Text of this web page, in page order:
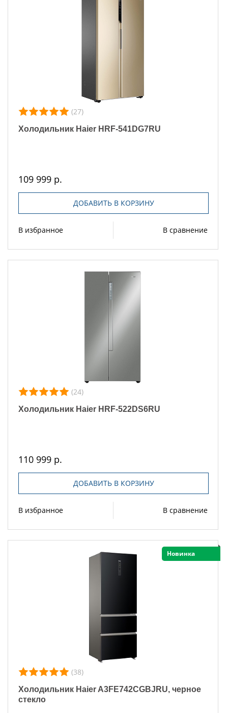
(27)
Холодильник Haier HRF-541DG7RU
109 999 р.
ДОБАВИТЬ В КОРЗИНУ
В избранное В сравнение
(24)
Холодильник Haier HRF-522DS6RU
110 999 р.
ДОБАВИТЬ В КОРЗИНУ
В избранное В сравнение
Новинка
(38)
Холодильник Haier A3FE742CGBJRU, черное
стекло